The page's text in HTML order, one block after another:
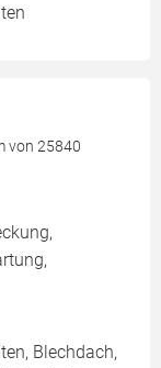
von 25840
Blechdach,